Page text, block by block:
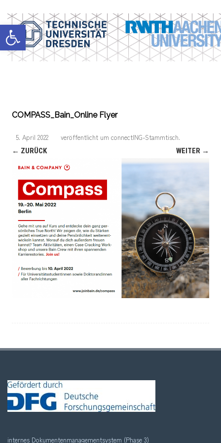
Werkzeugleiste öffnen
COMPASS_Bain_Online Flyer
veröffentlicht
5. April 2022 um connectING-Stammtisch.
← ZURÜCK WEITER →
internes Dokumentenmanagementsystem (Phase 3)